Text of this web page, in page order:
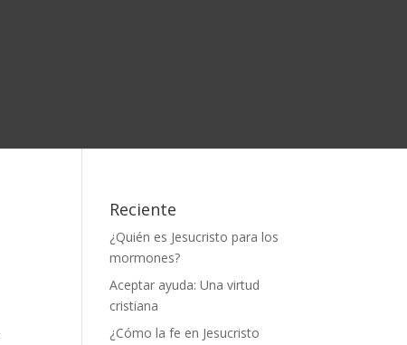
Reciente
¿Quién es Jesucristo para los
mormones?
Aceptar ayuda: Una virtud
cristiana
¿Cómo la fe en Jesucristo